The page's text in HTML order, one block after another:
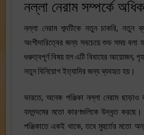
নল্লা নেরাম সম্পর্কে
নল্লা নেরাম শব্দটিকে নতুন চাকরি, নতুন
অংশীদারিত্বের জন্য সবচেয়ে শুভ সময় বলা
গুরুত্বপূর্ণ বিষয় হল এটি বিবাহের আয়োজন,
নতুন বিনিয়োগ ইত্যাদির জন্য ব্যবহৃত হয়।
ভারতে, অনেক পঞ্জিকা নল্লা নেরাম
যমগন্দমের মতো কারণগুলিকে উদ্ধৃত
পঞ্জিকাতে একই থাকে, তবে মুহুর্তের মতো